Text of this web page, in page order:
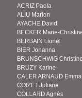
ACRIZ Paola
ALIU Marion
AYACHE David
BECKER Marie-
BERBAIN Lionel
BIER Johanna
BRUNSCHWIG Christine
BRUZY Karine
CALER ARNAUD
COIZET Juliane
COLLARD Agnès